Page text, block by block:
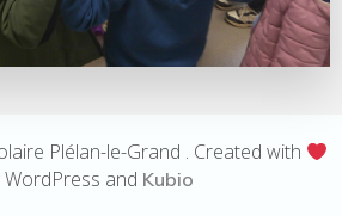
Plélan-le-Grand . Created with
WordPress and Kubio